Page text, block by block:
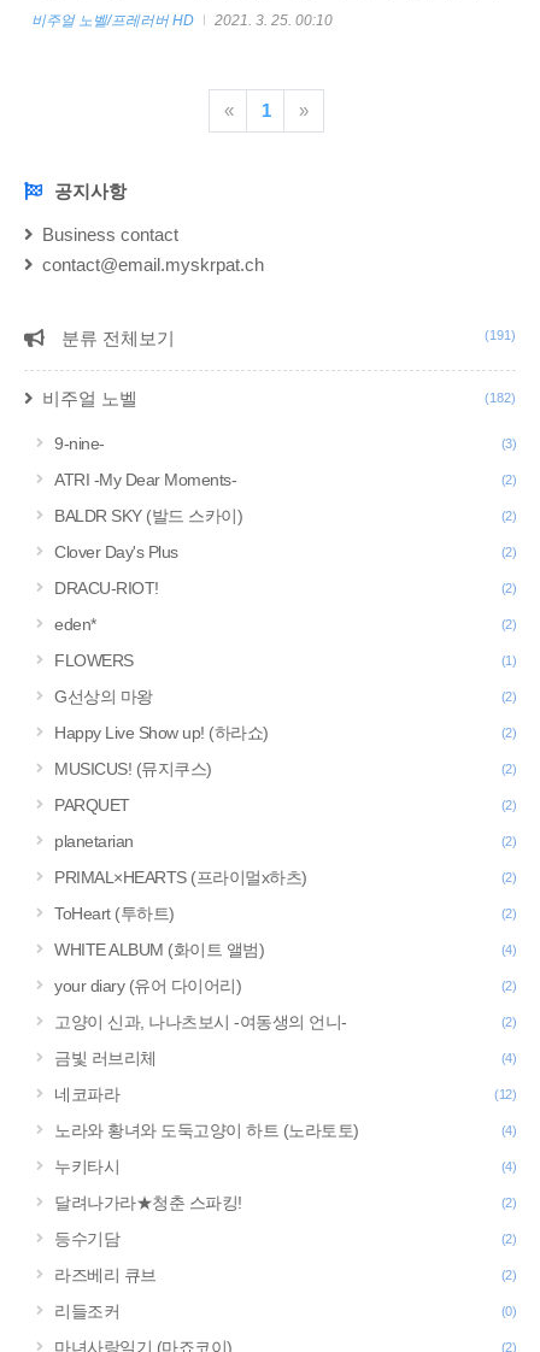
위해서 만들었습니다. 해당 패치는 패키지용 이외에는 작동을 보
arca.live/b/yuzusoft/23344984 프레러버 플레이 가이드 - 유즈소
프트 채널 -프레러버는 어떤 게임인가매일 같이 갓겜이라 언급되
는 수많은 게임들이 있습니다뽕 넘치는 반전과 엔딩, 기막힌 기
사랑을 고백 arca.live 패치..
비주얼 노벨/프레러버 HD 2021. 3. 25. 00:10
« 1 »
NOTICE공지사항
Business contact
contact@email.myskrpat.ch
CATEGORY
분류 전체보기 (191)
비주얼 노벨 (182)
9-nine- (3)
ATRI -My Dear Moments- (2)
BALDR SKY (발드 스카이) (2)
Clover Day's Plus (2)
DRACU-RIOT! (2)
eden* (2)
FLOWERS (1)
G선상의 마왕 (2)
Happy Live Show up! (하라쇼) (2)
MUSICUS! (뮤지쿠스) (2)
PARQUET (2)
planetarian (2)
PRIMAL×HEARTS (프라이멀x하츠) (2)
ToHeart (투하트) (2)
WHITE ALBUM (화이트 앨범) (4)
your diary (유어 다이어리) (2)
고양이 신과, 나나츠보시 -여동생의 언니- (2)
금빛 러브리체 (4)
네코파라 (12)
노라와 황녀와 도둑고양이 하트 (노라토토) (4)
누키타시 (4)
달려나가라★청춘 스파킹! (2)
등수기담 (2)
라즈베리 큐브 (2)
리들조커 (0)
마녀사랑일기 (마죠코이) (2)